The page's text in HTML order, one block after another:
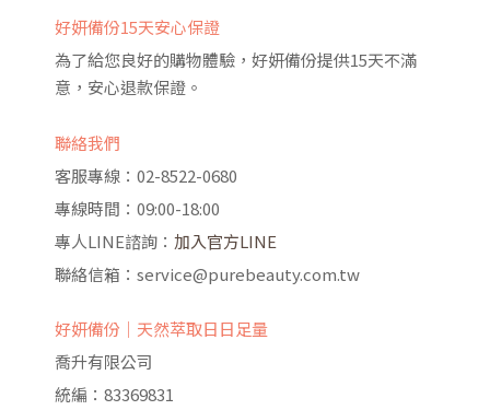
好妍備份15天安心保證
為了給您良好的購物體驗，好妍備份提供15天不滿
意，安心退款保證。
聯絡我們
客服專線：02-8522-0680
專線時間：09:00-18:00
專人LINE諮詢： 加入官方LINE
聯絡信箱：service@purebeauty.com.tw
好妍備份｜天然萃取日日足量
喬升有限公司
統編：83369831